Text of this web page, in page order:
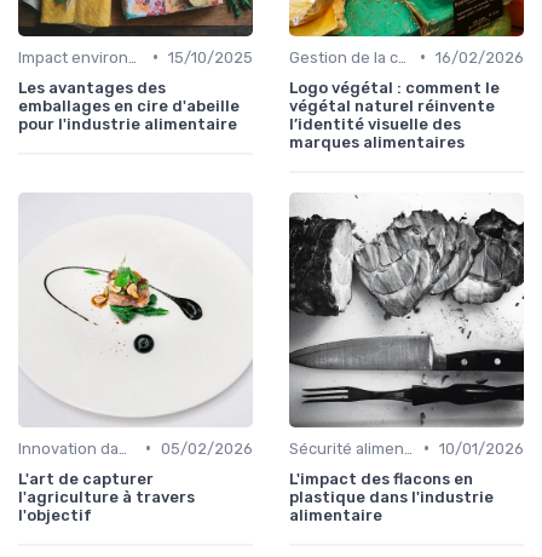
• 15/10/2025
Les avantages des
emballages en cire d'abeille
pour l'industrie alimentaire
• 16/02/2026
Logo végétal : comment le
végétal naturel réinvente
l’identité visuelle des
marques alimentaires
• 05/02/2026
L'art de capturer
l'agriculture à travers
l'objectif
• 10/01/2026
L'impact des flacons en
plastique dans l'industrie
alimentaire